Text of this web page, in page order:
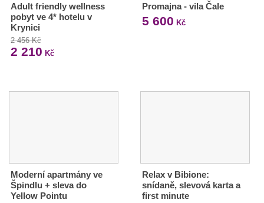
Adult friendly wellness
pobyt ve 4* hotelu v
Krynici
2 456 Kč
2 210 Kč
Promajna - vila Čale
5 600 Kč
Moderní apartmány ve
Špindlu + sleva do
Yellow Pointu
Relax v Bibione:
snídaně, slevová karta a
first minute